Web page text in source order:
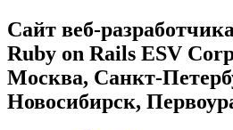
Cайт веб-
Ruby on Rails ESV
Москва, Санкт-
Новосибирск,